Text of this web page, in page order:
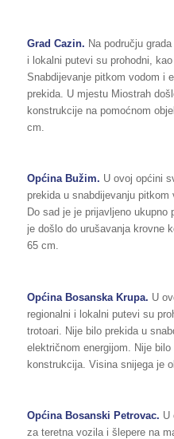
Grad Cazin. Na području
i lokalni putevi su prohodni,
Snabdijevanje pitkom vodom i
prekida. U mjestu Miostrah
konstrukcije na pomoćnom
cm.
Općina Bužim. U ovoj općini
prekida u snabdijevanju
Do sad je je prijavljeno ukupno
je došlo do urušavanja krovne
65 cm.
Općina Bosanska Krupa. U
regionalni i lokalni putevi su
trotoari. Nije bilo prekida u
električnom energijom. Nije
konstrukcija. Visina snijega je
Općina Bosanski Petrovac. U
za teretna vozila i šlepere na